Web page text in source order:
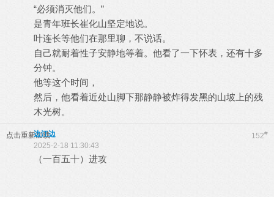
“必须消灭他们。”
是青年班长崔化山坚定地说。
叶连长等他们在那里聊，不说话。
自己就耐着性子安静地等着。他看了一下怀表，还有十多
分钟。
他等这个时间，
然后，他看着近处山脚下那静静被炸得发黑的山坡上的残
木光树。
点击重新加载 152#
边江边
2025-2-18 11:30:43
（一百五十）进攻